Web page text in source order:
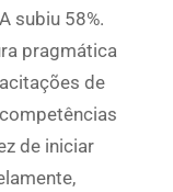
subiu 58%.
pragmática
de
de iniciar